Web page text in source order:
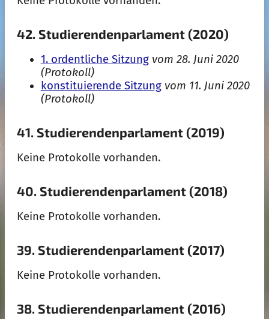
42. Studierendenparlament (2020)
1. ordentliche Sitzung vom 28. Juni 2020
(Protokoll)
konstituierende Sitzung vom 11. Juni 2020
(Protokoll)
41. Studierendenparlament (2019)
Keine Protokolle vorhanden.
40. Studierendenparlament (2018)
Keine Protokolle vorhanden.
39. Studierendenparlament (2017)
Keine Protokolle vorhanden.
38. Studierendenparlament (2016)